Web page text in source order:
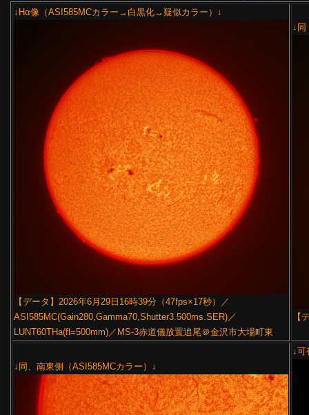
↓Hα像（ASI585MCカラー→白黒化→疑似カラー）↓
【データ】2026年6月29日16時39分（47fps×17秒）／
ASI585MC(Gain280,Gamma70,Shutter3.500ms.SER)／
LUNT60THa(fl=500mm)／MS-3赤道儀放置追尾＠金沢市大場町東
↓同
【
↓同、南東側（ASI585MCカラー）↓
↓